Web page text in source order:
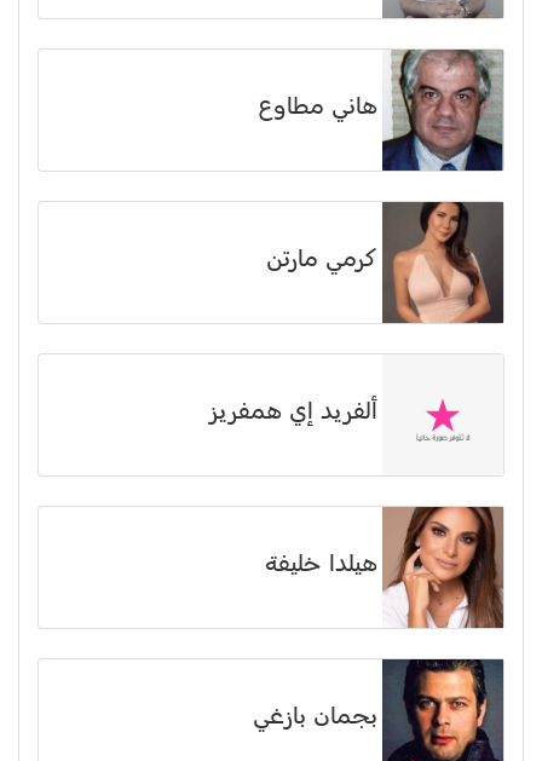
هاني مطاوع
كرمي مارتن
ألفريد إي همفريز
هيلدا خليفة
بجمان بازغي